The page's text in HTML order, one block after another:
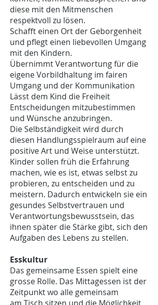
diese mit den Mitmenschen
respektvoll zu lösen.
Schafft einen Ort der Geborgenheit
und pflegt einen liebevollen Umgang
mit den Kindern.
Übernimmt Verantwortung für die
eigene Vorbildhaltung im fairen
Umgang und der Kommunikation
Lässt dem Kind die Freiheit
Entscheidungen mitzubestimmen
und Wünsche anzubringen.
Die Selbständigkeit wird durch
diesen Handlungsspielraum auf eine
positive Art und Weise unterstützt.
Kinder sollen früh die Erfahrung
machen, wie es ist, etwas selbst zu
probieren, zu entscheiden und zu
meistern. Dadurch entwickeln sie ein
gesundes Selbstvertrauen und
Verantwortungsbewusstsein, das
ihnen später die Stärke gibt, sich den
Aufgaben des Lebens zu stellen.
Esskultur
Das gemeinsame Essen spielt eine
grosse Rolle. Das Mittagessen ist der
Zeitpunkt wo alle gemeinsam